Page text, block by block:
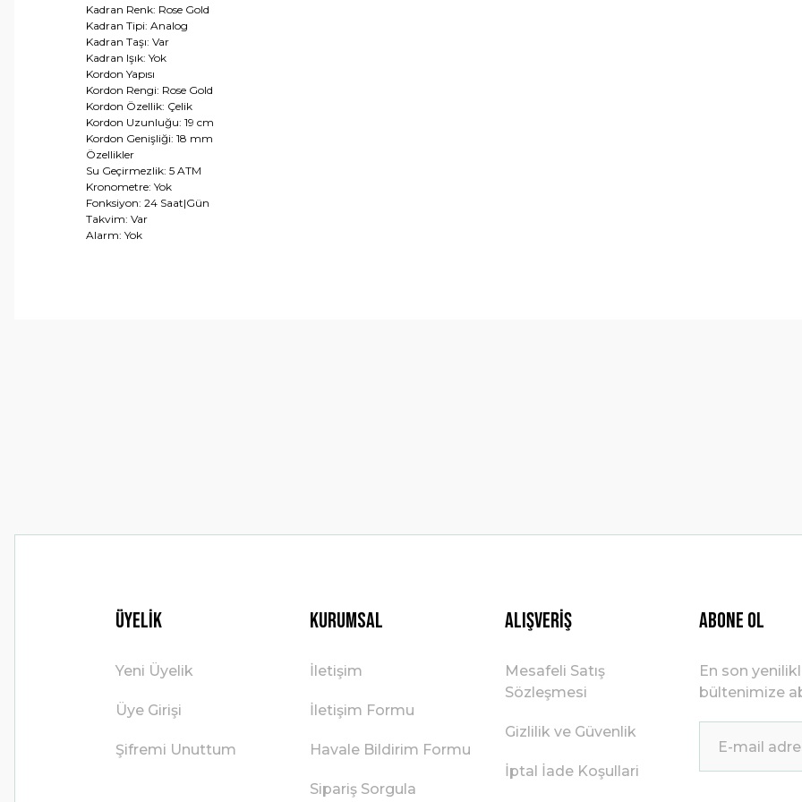
Kadran Renk: Rose Gold
Kadran Tipi: Analog
Kadran Taşı: Var
Kadran Işık: Yok
Kordon Yapısı
Kordon Rengi: Rose Gold
Kordon Özellik: Çelik
Kordon Uzunluğu: 19 cm
Kordon Genişliği: 18 mm
Özellikler
Su Geçirmezlik: 5 ATM
Kronometre: Yok
Fonksiyon: 24 Saat|Gün
Takvim: Var
Alarm: Yok
Üyelik
Yeni Üyelik
Üye Girişi
Şifremi Unuttum
Kurumsal
İletişim
İletişim Formu
Havale Bildirim Formu
Sipariş Sorgula
Alışveriş
Mesafeli Satış
Sözleşmesi
Gizlilik ve Güvenlik
İptal İade Koşullari
ABONE OL
En son
bültenimize